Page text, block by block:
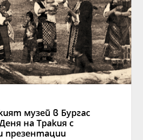
музей в Бургас
на Тракия с